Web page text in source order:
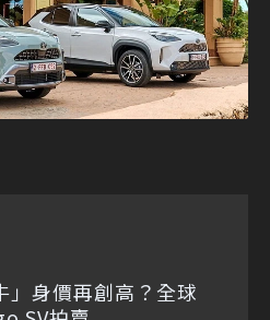
」身價再創高？全球